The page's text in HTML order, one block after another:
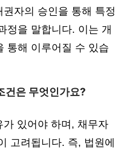
자의 승인을 통해 특정
정을 말합니다. 이는 개
통해 이루어질 수 있습
건은 무엇인가요?
있어야 하며, 채무자
고려됩니다. 즉, 법원에